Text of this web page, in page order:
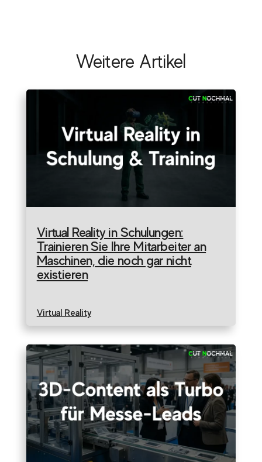
Weitere Artikel
Virtual Reality in Schulungen:
Trainieren Sie Ihre Mitarbeiter an
Maschinen, die noch gar nicht
existieren
Virtual Reality